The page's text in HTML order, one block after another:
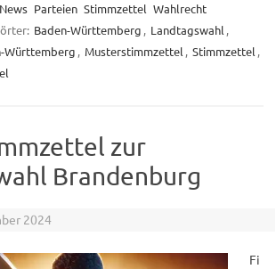
News Parteien Stimmzettel Wahlrecht
Baden-Württemberg , Landtagswahl ,
Württemberg , Musterstimmzettel , Stimmzettel ,
zur
Brandenburg
2024
Fi